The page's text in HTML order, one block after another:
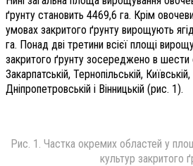
ґрунту становить 4469,6 га. Крім
умовах закритого ґрунту вирощують
га. Понад дві третини всієї площі
закритого ґрунту зосереджено в
Закарпатській, Тернопільській,
Дніпропетровській і Він­ницькій (рис. 1).
Рис. 1. Частка окремих областей у
культур закритого